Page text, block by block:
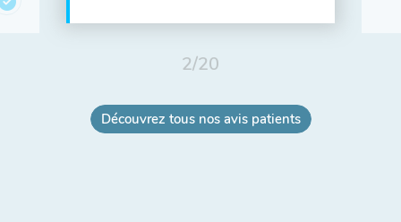
2/20
Découvrez tous nos avis patients